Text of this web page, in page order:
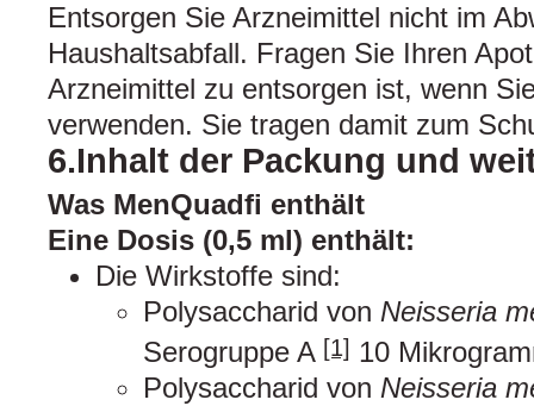
Entsorgen Sie Arzneimittel nicht im
Haushaltsabfall. Fragen Sie Ihren
Arzneimittel zu entsorgen ist, wenn
verwenden. Sie tragen damit zum
6.Inhalt der Packung und
Was MenQuadfi enthält
Eine Dosis (0,5 ml) enthält:
Die Wirkstoffe sind:
Polysaccharid von Neisseria
Serogruppe A [1] 10
Polysaccharid von Neisseria